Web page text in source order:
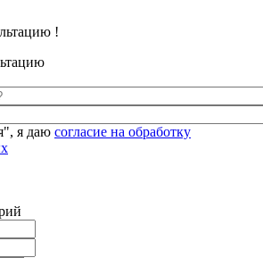
!
я даю согласие на обработку